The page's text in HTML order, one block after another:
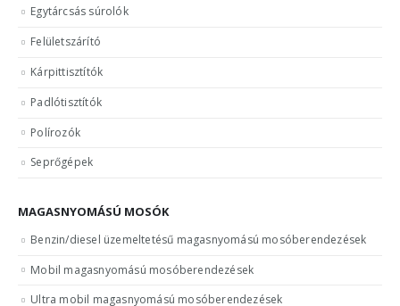
Egytárcsás súrolók
Felületszárító
Kárpittisztítók
Padlótisztítók
Polírozók
Seprőgépek
MAGASNYOMÁSÚ MOSÓK
Benzin/diesel üzemeltetésű magasnyomású mosóberendezések
Mobil magasnyomású mosóberendezések
Ultra mobil magasnyomású mosóberendezések